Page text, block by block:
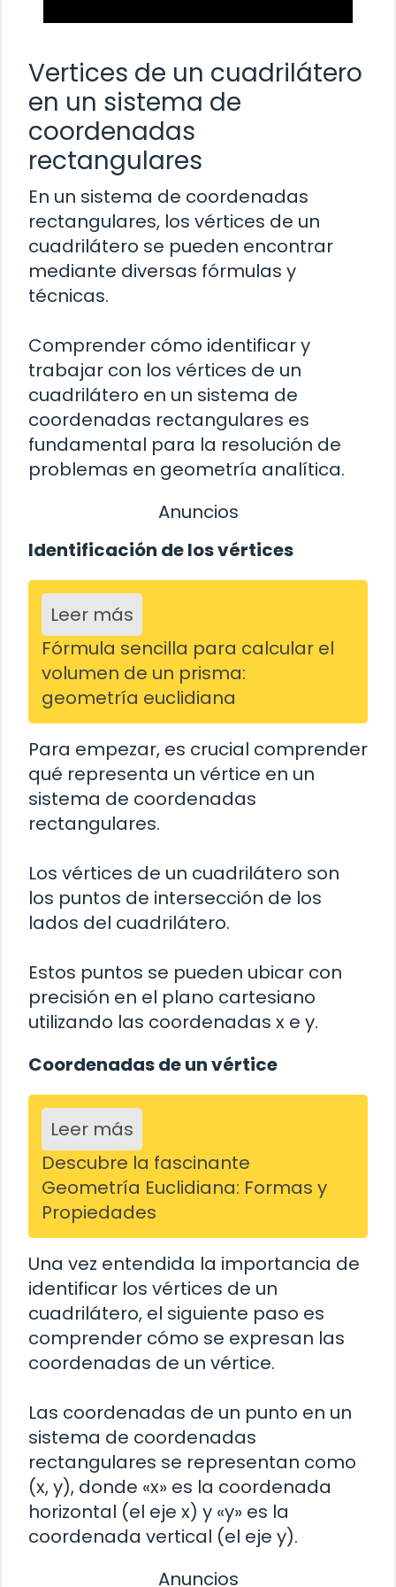
Vertices de un cuadrilátero
en un sistema de
coordenadas
rectangulares
En un sistema de coordenadas
rectangulares, los vértices de un
cuadrilátero se pueden encontrar
mediante diversas fórmulas y
técnicas.
Comprender cómo identificar y
trabajar con los vértices de un
cuadrilátero en un sistema de
coordenadas rectangulares es
fundamental para la resolución de
problemas en geometría analítica.
Anuncios
Identificación de los vértices
Leer más
Fórmula sencilla para calcular el
volumen de un prisma:
geometría euclidiana
Para empezar, es crucial comprender
qué representa un vértice en un
sistema de coordenadas
rectangulares.
Los vértices de un cuadrilátero son
los puntos de intersección de los
lados del cuadrilátero.
Estos puntos se pueden ubicar con
precisión en el plano cartesiano
utilizando las coordenadas x e y.
Coordenadas de un vértice
Leer más
Descubre la fascinante
Geometría Euclidiana: Formas y
Propiedades
Una vez entendida la importancia de
identificar los vértices de un
cuadrilátero, el siguiente paso es
comprender cómo se expresan las
coordenadas de un vértice.
Las coordenadas de un punto en un
sistema de coordenadas
rectangulares se representan como
(x, y), donde «x» es la coordenada
horizontal (el eje x) y «y» es la
coordenada vertical (el eje y).
Anuncios